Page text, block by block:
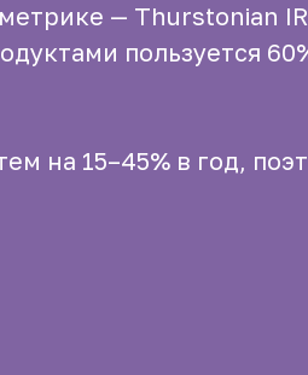
— Thurstonian
пользуется
на 15–45% в год,